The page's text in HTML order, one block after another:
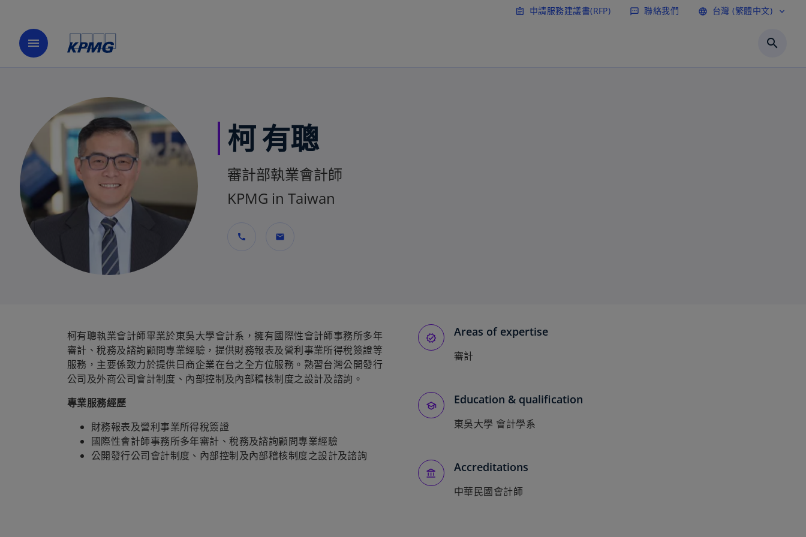
assignment 申請服務建議書(RFP) sms 聯絡我們 language 台灣 (繁體中文) expand_more
menu search
柯 有聰
審計部執業會計師
KPMG in Taiwan
call mail
柯有聰執業會計師畢業於東吳大學會計系，擁有國際性會計師事務所多年
審計、稅務及諮詢顧問專業經驗，提供財務報表及營利事業所得稅簽證等
服務，主要係致力於提供日商企業在台之全方位服務。熟習台灣公開發行
公司及外商公司會計制度、內部控制及內部稽核制度之設計及諮詢。
專業服務經歷
財務報表及營利事業所得稅簽證
國際性會計師事務所多年審計、稅務及諮詢顧問專業經驗
公開發行公司會計制度、內部控制及內部稽核制度之設計及諮詢
Areas of expertise
審計
Education & qualification
東吳大學 會計學系
Accreditations
中華民國會計師